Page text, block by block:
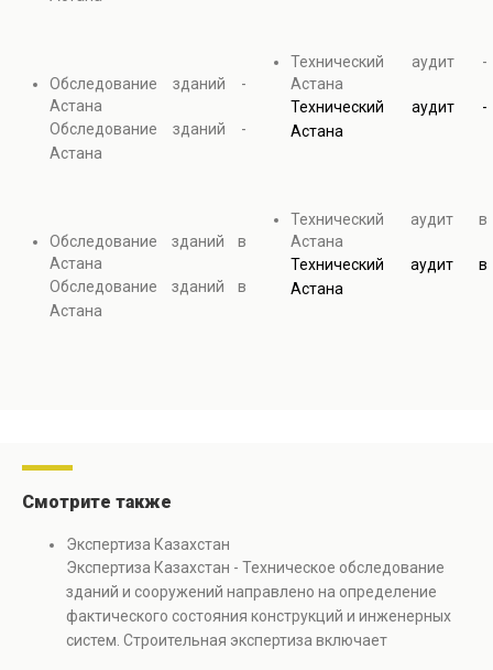
Обследование зданий -
Астана
Обследование зданий -
Астана
Обследование зданий в
Астана
Обследование зданий в
Астана
Технический аудит -
Астана
Технический аудит -
Астана
Технический аудит в
Астана
Технический аудит в
Астана
Смотрите также
Экспертиза Казахстан
Экспертиза Казахстан - Техническое обследование
зданий и сооружений направлено на определение
фактического состояния конструкций и инженерных
систем. Строительная экспертиза включает